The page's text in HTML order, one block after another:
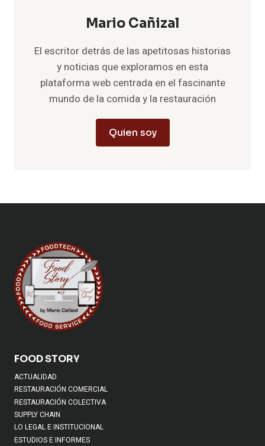
Mario Cañizal
El escritor detrás de las apetitosas historias
y noticias que exploramos en esta
plataforma web centrada en el fascinante
mundo de la comida y la restauración
Quien soy
FOOD STORY
ACTUALIDAD
RESTAURACIÓN COMERCIAL
RESTAURACIÓN COLECTIVA
SUPPLY CHAIN
LO LEGAL E INSTITUCIONAL
ESTUDIOS E INFORMES